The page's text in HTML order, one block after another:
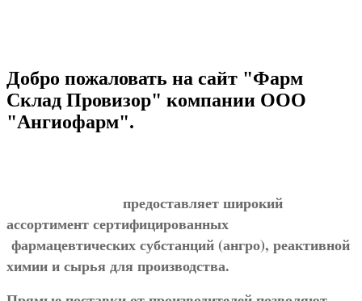
Добро пожаловать на сайт "Фарм
Склад Провизор" компании ООО
"Ангиофарм".
предоставляет широкий
ассортимент сертифицированных
фармацевтических субстанций (ангро), реактивной
химии и сырья для производства.